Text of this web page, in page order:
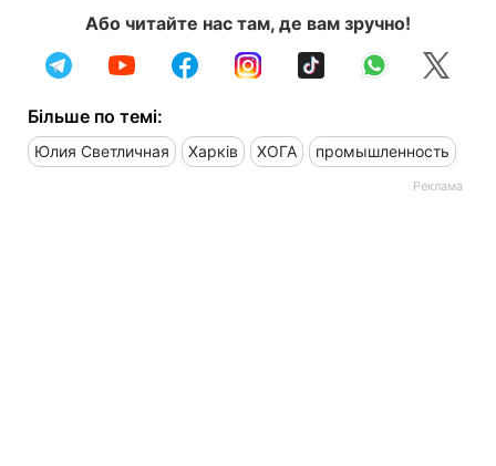
Або читайте нас там, де вам зручно!
Більше по темі:
Юлия Светличная Харків ХОГА промышленность